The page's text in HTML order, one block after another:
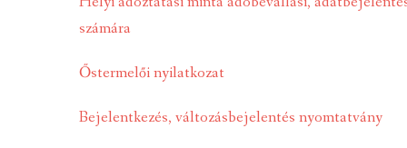
számára
Őstermelői nyilatkozat
Bejelentkezés, változásbejelentés nyomtatvány